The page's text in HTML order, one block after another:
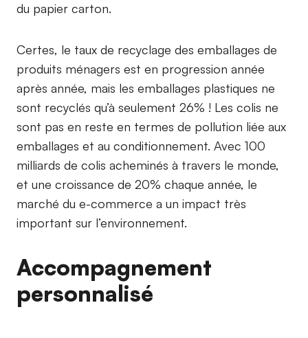
du papier carton.
Certes, le taux de recyclage des emballages de
produits ménagers est en progression année
après année, mais les emballages plastiques ne
sont recyclés qu’à seulement 26% ! Les colis ne
sont pas en reste en termes de pollution liée aux
emballages et au conditionnement. Avec 100
milliards de colis acheminés à travers le monde,
et une croissance de 20% chaque année, le
marché du e-commerce a un impact très
important sur l’environnement.
Accompagnement
personnalisé